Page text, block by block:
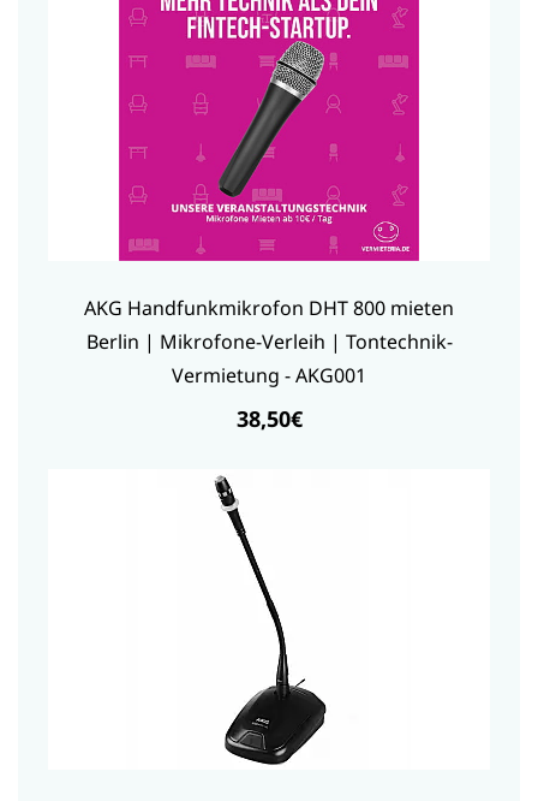
AKG Handfunkmikrofon DHT 800 mieten
Berlin | Mikrofone-Verleih | Tontechnik-
Vermietung - AKG001
38,50€